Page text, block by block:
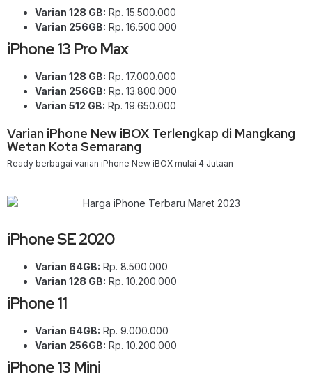
Varian 128 GB: Rp. 15.500.000
Varian 256GB: Rp. 16.500.000
iPhone 13 Pro Max
Varian 128 GB: Rp. 17.000.000
Varian 256GB: Rp. 13.800.000
Varian 512 GB: Rp. 19.650.000
Varian iPhone New iBOX Terlengkap di Mangkang
Wetan Kota Semarang
Ready berbagai varian iPhone New iBOX mulai 4 Jutaan
iPhone SE 2020
Varian 64GB: Rp. 8.500.000
Varian 128 GB: Rp. 10.200.000
iPhone 11
Varian 64GB: Rp. 9.000.000
Varian 256GB: Rp. 10.200.000
iPhone 13 Mini